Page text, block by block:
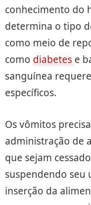
conhecimento do
determina o tipo
como meio de
como diabetes e
sanguínea
específicos.
Os vômitos
administração de
que sejam
suspendendo seu
inserção da